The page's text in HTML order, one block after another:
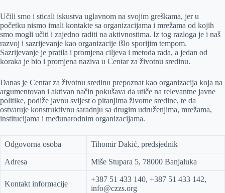
Učili smo i sticali iskustva uglavnom na svojim greškama, jer u
početku nismo imali kontakte sa organizacijama i mrežama od kojih
smo mogli učiti i zajedno raditi na aktivnostima. Iz tog razloga je i naš
razvoj i sazrijevanje kao organizacije išlo sporijim tempom.
Sazrijevanje je pratila i promjena ciljeva i metoda rada, a jedan od
koraka je bio i promjena naziva u Centar za životnu sredinu.
Danas je Centar za životnu sredinu prepoznat kao organizacija koja na
argumentovan i aktivan način pokušava da utiče na relevantne javne
politike, podiže javnu svijest o pitanjima životne sredine, te da
ostvaruje konstruktivnu saradnju sa drugim udruženjima, mrežama,
institucijama i međunarodnim organizacijama.
Odgovorna osoba Tihomir Dakić, predsjednik
Adresa Miše Stupara 5, 78000 Banjaluka
Kontakt informacije
+387 51 433 140, +387 51 433 142,
info@czzs.org